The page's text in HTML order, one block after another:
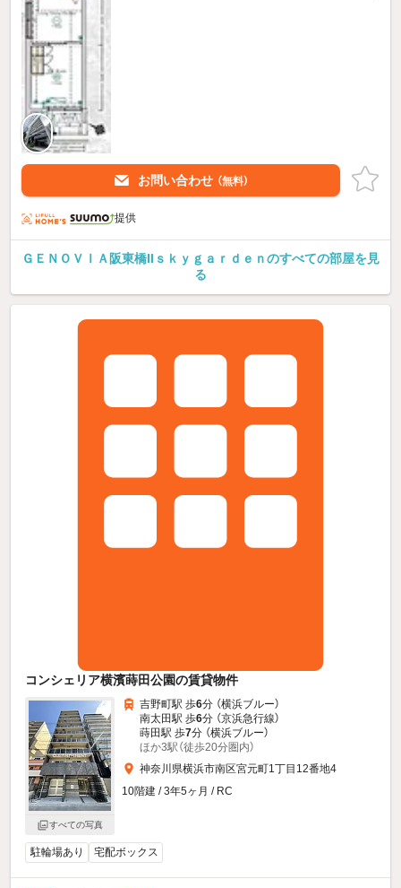
お問い合わせ （無料）
提供
ＧＥＮＯＶＩＡ阪東橋IIｓｋｙｇａｒｄｅｎのすべての部屋を見
る
コンシェリア横濱蒔田公園の賃貸物件
すべての写真
吉野町駅 歩6分 （横浜ブルー）
南太田駅 歩6分 （京浜急行線）
蒔田駅 歩7分 （横浜ブルー）
ほか3駅（徒歩20分圏内）
神奈川県横浜市南区宮元町1丁目12番地4
10階建 / 3年5ヶ月 / RC
駐輪場あり 宅配ボックス